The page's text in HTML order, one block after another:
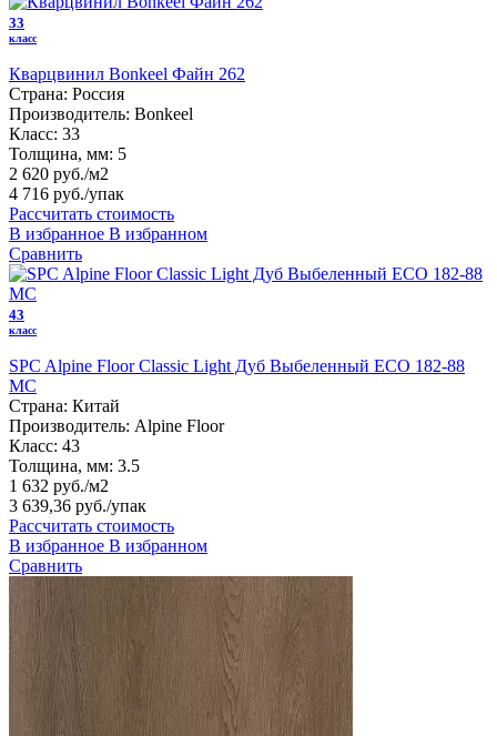
33
класс
Кварцвинил Bonkeel Файн 262
Страна: Россия
Производитель: Bonkeel
Класс: 33
Толщина, мм: 5
2 620 руб./м2
4 716 руб./упак
Рассчитать стоимость
В избранное В избранном
Сравнить
43
класс
SPC Alpine Floor Classic Light Дуб Выбеленный ECO 182-88
MC
Страна: Китай
Производитель: Alpine Floor
Класс: 43
Толщина, мм: 3.5
1 632 руб./м2
3 639,36 руб./упак
Рассчитать стоимость
В избранное В избранном
Сравнить